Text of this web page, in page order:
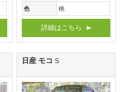
色 桃
詳細はこちら
日産 モコ S